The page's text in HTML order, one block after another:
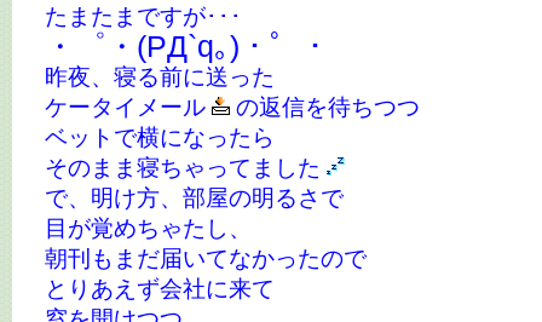
たまたまですが･･･
・゜・(PД`q｡)・゜・
昨夜、寝る前に送った
ケータイメール
の返信を待ちつつ
ベットで横になったら
そのまま寝ちゃってました
で、明け方、部屋の明るさで
目が覚めちゃたし、
朝刊もまだ届いてなかったので
とりあえず会社に来て